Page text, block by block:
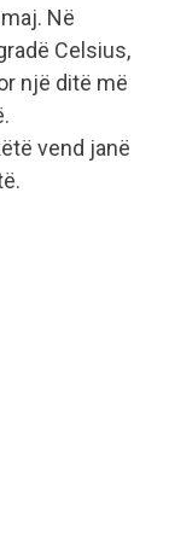
Në
Celsius,
një ditë më
vend janë